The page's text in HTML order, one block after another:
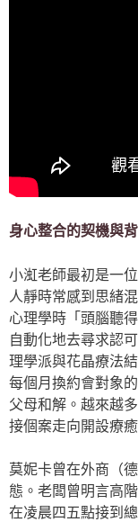
身心整合的契機與
小渱老師最初是一
人靜時常感到思緒
心理學時「頭腦聽
自動化地去尋求認
理學派與花晶療法
每個月換約會對象
父母和解。越來越
接個案走向開設療
莫妮卡曾在外商（
態。老闆曾明言高
在凌晨四五點接到